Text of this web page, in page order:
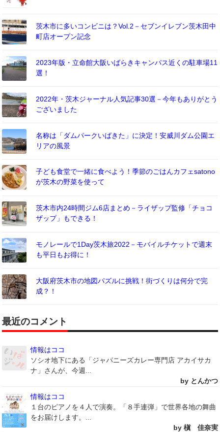
茨木市に多いコンビニは？Vol.2－セブンイレブン茨木田中
町店オープン記念
2023年版・立命館大阪いばらきキャンパス近くの駐車場11
選！
2022年・茨木ジャーナル人気記事30選－今年もありがとう
ございました
名称は「ダムパークいばきた」に決定！安威川ダム公園エ
リアの風景
子ども食堂で一緒に食べよう！季節のごはんカフェsatono
が茨木の野菜を使って
茨木市内24時間ジム6店まとめ－ライザップ監修「チョコ
ザップ」もできる！
モノレールで1Day茨木旅2022－モバイルチケットで週末
も平日もお得に！
大阪府茨木市の地図パズルに挑戦！街づくりは何分で完
成？！
最近のコメント
情報はココ
ソシオ地下にある「ジャパニーズカレー専門店 アカイサカ
ナ」さんが、今週...
by とんかつ
情報はココ
１台のピアノを４人で演奏。「８手連弾」で世界各地の舞曲
をお届けします。...
by 槇 佳奈実